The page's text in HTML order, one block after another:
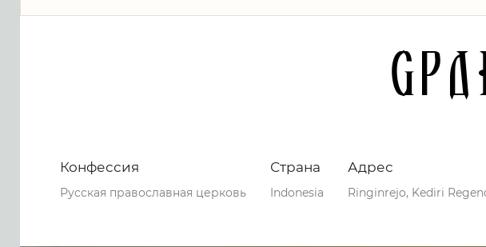
Конфессия
Русская православная церковь
Страна
Indonesia
Адрес
Ringinrejo, Kediri